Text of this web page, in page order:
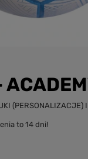
(PERSONALIZACJE)
to 14 dni!